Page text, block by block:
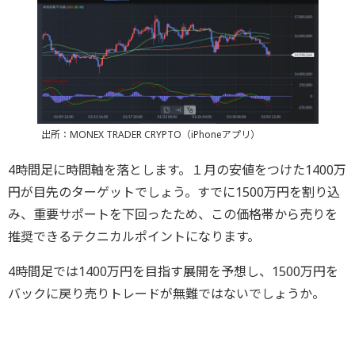
出所：MONEX TRADER CRYPTO（iPhoneアプリ）
4時間足に時間軸を落とします。１月の安値をつけた1400万
円が目先のターゲットでしょう。すでに1500万円を割り込
み、重要サポートを下回ったため、この価格帯から売りを
推奨できるテクニカルポイントになります。
4時間足では1400万円を目指す展開を予想し、1500万円を
バックに戻り売りトレードが無難ではないでしょうか。